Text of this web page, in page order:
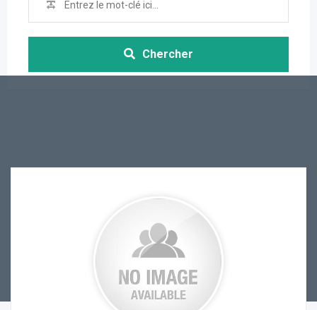
Chercher